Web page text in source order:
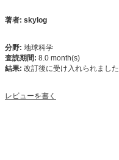
著者: skylog
分野: 地球科学
査読期間: 8.0 month(s)
結果: 改訂後に受け入れられました
レビューを書く